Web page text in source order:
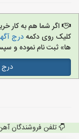
اگر شما هم به کار
کلیک روی دکمهدرج
ها» ثبت نام نموده و
درج
تلفن فروشندگان